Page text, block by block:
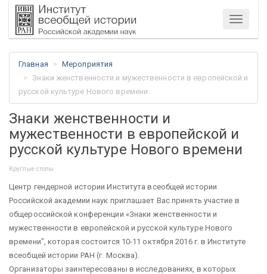
Меню
Главная
Мероприятия
Знаки женственности и мужественности в европейской и
русской культуре Нового времени
Знаки женственности и
мужественности в европейской и
русской культуре Нового времени
Круглые столы
Центр гендерной истории Института всеобщей истории
Российской академии наук приглашает Вас принять участие в
общероссийской конференции «Знаки женственности и
мужественности в европейской и русской культуре Нового
времени", которая состоится 10-11 октября 2016 г. в Институте
всеобщей истории РАН (г. Москва).
Организаторы заинтересованы в исследованиях, в которых